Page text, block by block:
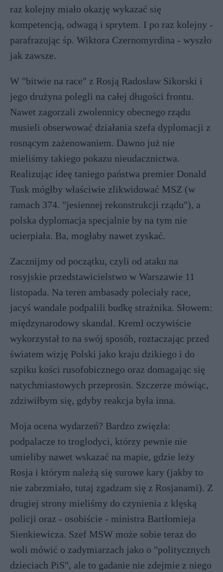
raz kolejny miało okazję wykazać się
kompetencją, odwagą i sprytem. I po raz kolejny -
parafrazując śp. Wiktora Czernomyrdina - wyszło
jak zawsze.
W "bitwie na race" z Rosją Radosław Sikorski i
jego drużyna polegli na całej długości frontu.
Nawet zagorzali zwolennicy obecnego rządu
musieli obserwować działania szefa dyplomacji z
rosnącym zażenowaniem. Dawno już nie
mieliśmy takiego pokazu nieudacznictwa.
Realizując ideę taniego państwa premier Donald
Tusk mógłby właściwie zlikwidować MSZ (w
ramach 374. "jesiennej rekonstrukcji rządu"), a
polska dyplomacja specjalnie by na tym nie
ucierpiała. Ba, mogłaby nawet zyskać.
Zacznijmy od początku, czyli od ataku na
rosyjskie przedstawicielstwo w Warszawie 11
listopada. Na teren ambasady poleciały race,
jacyś wandale podpalili budkę strażnika. Słowem:
międzynarodowy skandal. Kreml oczywiście
wykorzystał to na swój sposób, roztaczając przed
światem wizję Polski jako kraju dzikiego i do
szpiku kości rusofobicznego oraz domagając się
natychmiastowych przeprosin. Szczerze mówiąc,
zdziwiłbym się, gdyby reakcja była inna.
Moja ocena wydarzeń? Bardzo zwięzła:
podpalacze to troglodyci, którzy pewnie nie
umieliby nawet wskazać na mapie, gdzie leży
Rosja i którym należą się surowe kary (jakby to
nie zabrzmiało, tutaj zgadzam się z Rosjanami). Z
drugiej strony mieliśmy do czynienia z klęską
policji oraz - osobiście - ministra Bartłomieja
Sienkiewicza. Szef MSW może sobie teraz do
woli mówić o zadymiarzach jako o "politycznych
dzieciach PiS", ale to gadanie nie zdejmie z niego